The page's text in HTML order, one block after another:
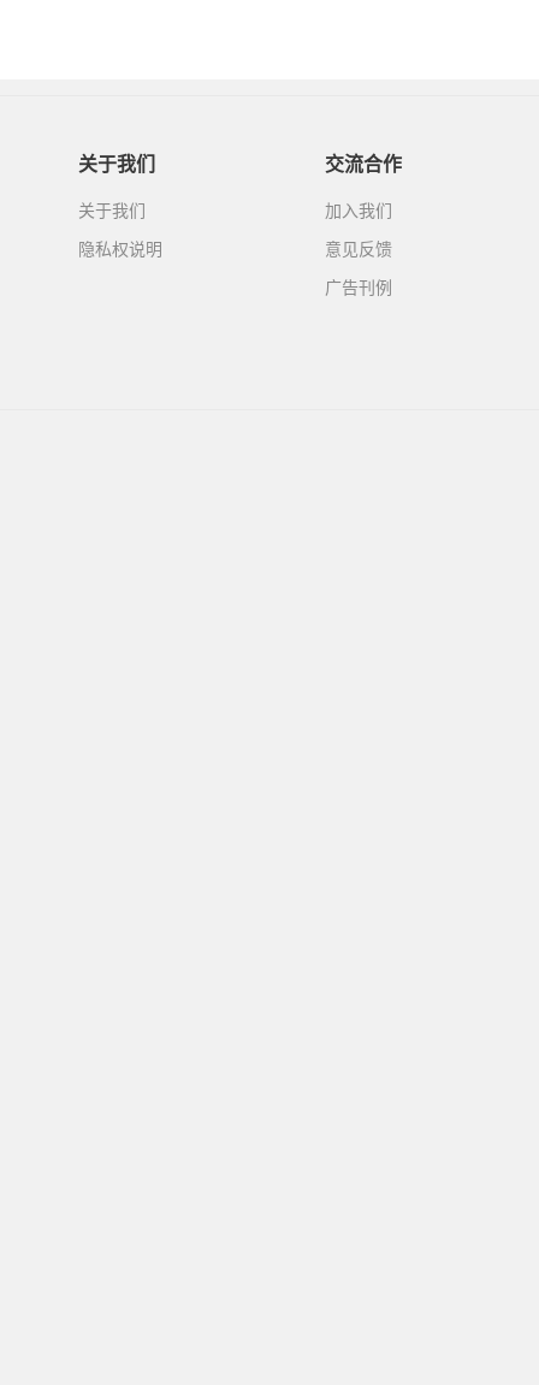
关于我们
关于我们
隐私权说明
交流合作
加入我们
意见反馈
广告刊例